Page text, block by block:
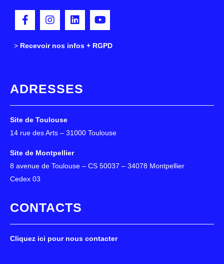
> Recevoir nos infos + RGPD
ADRESSES
Site de Toulouse
14 rue des Arts – 31000 Toulouse
Site de Montpellier
8 avenue de Toulouse – CS 50037 – 34078 Montpellier
Cedex 03
CONTACTS
Cliquez ici pour nous contacter